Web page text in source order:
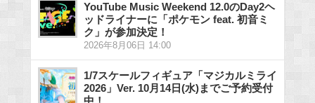
YouTube Music Weekend 12.0のDay2ヘ
ッドライナーに「ポケモン feat. 初音ミ
ク」が参加決定！
2026年8月06日 14:00
1/7スケールフィギュア「マジカルミライ
2026」Ver. 10月14日(水)までご予約受付